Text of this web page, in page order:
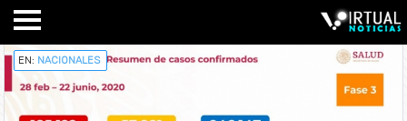
EN: NACIONALES